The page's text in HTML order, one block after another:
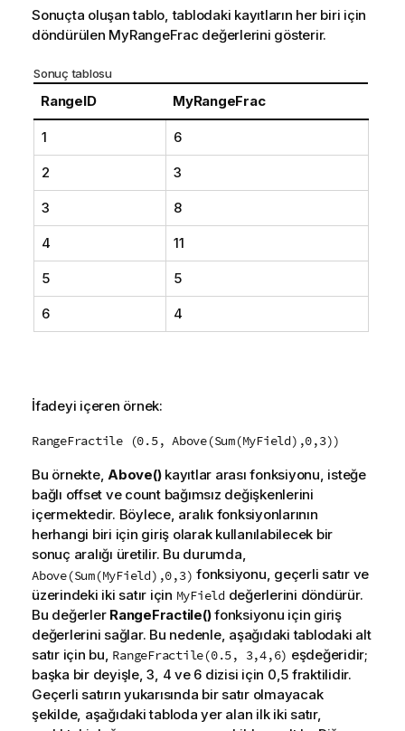
Sonuçta oluşan tablo, tablodaki kayıtların her biri için
döndürülen MyRangeFrac değerlerini gösterir.
Sonuç tablosu
RangeID MyRangeFrac
1 6
2 3
3 8
4 11
5 5
6 4
İfadeyi içeren örnek:
RangeFractile (0.5, Above(Sum(MyField),0,3))
Bu örnekte, Above()kayıtlar arası fonksiyonu, isteğe
bağlı offset ve countbağımsız değişkenlerini
içermektedir. Böylece, aralık fonksiyonlarının
herhangi biri için giriş olarak kullanılabilecek bir
sonuç aralığı üretilir. Bu durumda,
Above(Sum(MyField),0,3) fonksiyonu, geçerli satır ve
üzerindeki iki satır için MyField değerlerini döndürür.
Bu değerler RangeFractile()fonksiyonu için giriş
değerlerini sağlar. Bu nedenle, aşağıdaki tablodaki alt
satır için bu, RangeFractile(0.5, 3,4,6) eşdeğeridir;
başka bir deyişle, 3, 4 ve 6 dizisi için 0,5 fraktilidir.
Geçerli satırın yukarısında bir satır olmayacak
şekilde, aşağıdaki tabloda yer alan ilk iki satır,